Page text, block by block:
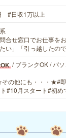
#日収1万以上
合せ窓口でお仕事を
い」「引っ越したの
/ ブランクOK / パ
の他にも・・・★#
#10月スタート#初